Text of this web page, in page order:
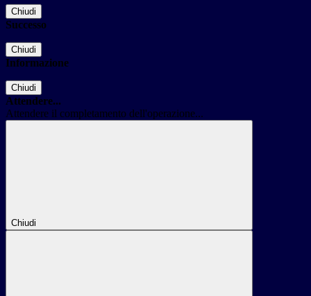
Chiudi
Successo
Chiudi
Informazione
Chiudi
Attendere...
Attendere il completamento dell'operazione...
Chiudi